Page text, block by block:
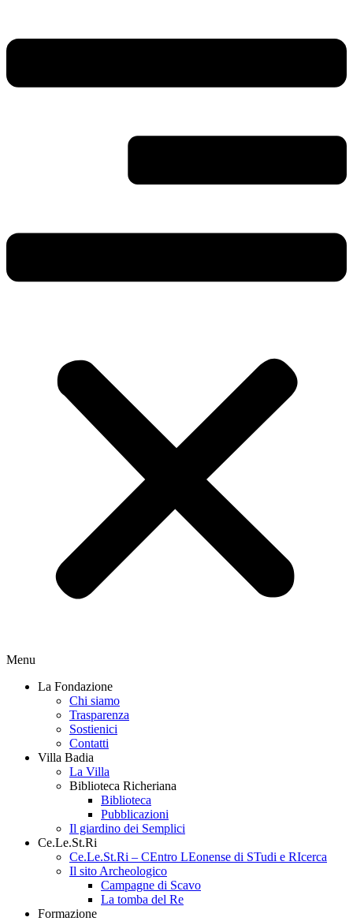
Menu
La Fondazione
Chi siamo
Trasparenza
Sostienici
Contatti
Villa Badia
La Villa
Biblioteca Richeriana
Biblioteca
Pubblicazioni
Il giardino dei Semplici
Ce.Le.St.Ri
Ce.Le.St.Ri – CEntro LEonense di STudi e RIcerca
Il sito Archeologico
Campagne di Scavo
La tomba del Re
Formazione